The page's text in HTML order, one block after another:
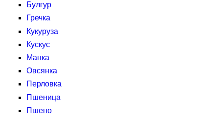
Булгур
Гречка
Кукуруза
Кускус
Манка
Овсянка
Перловка
Пшеница
Пшено